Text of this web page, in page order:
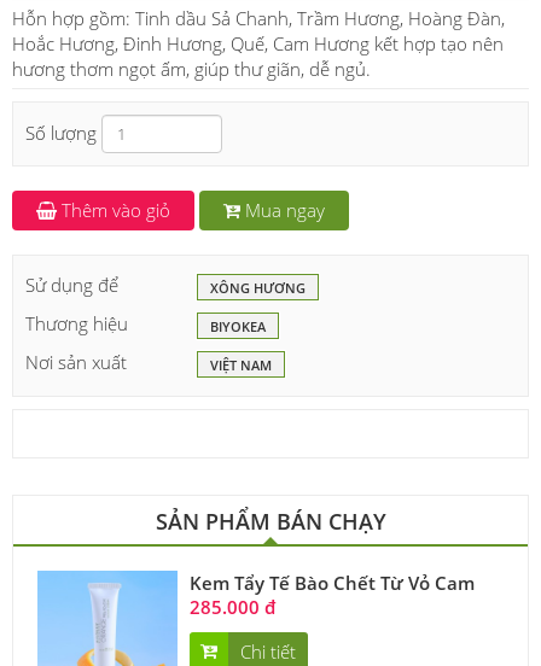
Hỗn hợp gồm: Tinh dầu Sả Chanh, Trầm Hương, Hoàng Đàn,
Hoắc Hương, Đinh Hương, Quế, Cam Hương kết hợp tạo nên
hương thơm ngọt ấm, giúp thư giãn, dễ ngủ.
Số lượng
Thêm vào giỏ Mua ngay
Sử dụng để XÔNG HƯƠNG
Thương hiệu BIYOKEA
Nơi sản xuất VIỆT NAM
SẢN PHẨM BÁN CHẠY
Kem Tẩy Tế Bào Chết Từ Vỏ Cam
285.000 đ
Chi tiết